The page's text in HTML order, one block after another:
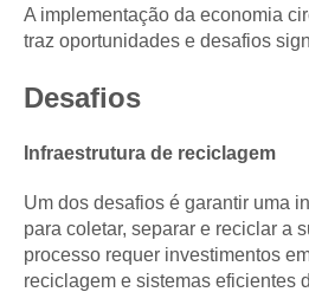
A implementação da economia
traz oportunidades e desafios
Desafios
Infraestrutura de reciclagem
Um dos desafios é garantir uma
para coletar, separar e reciclar a
processo requer investimentos
reciclagem e sistemas eficientes